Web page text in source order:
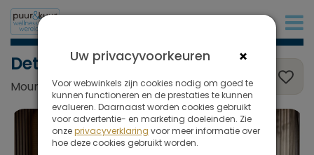
Detox & Gewichtsverlies
Mount Med Resort, Wildschönau, Oostenrijk
×
Uw privacyvoorkeuren
Voor webwinkels zijn cookies nodig om goed te
kunnen functioneren en de prestaties te kunnen
evalueren. Daarnaast worden cookies gebruikt
voor advertentie- en marketing doeleinden. Zie
onzeprivacyverklaring voor meer informatie over
hoe deze cookies gebruikt worden.